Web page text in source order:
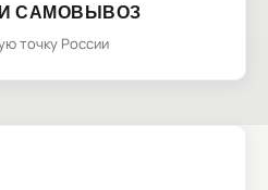
САМОВЫВОЗ
точку России